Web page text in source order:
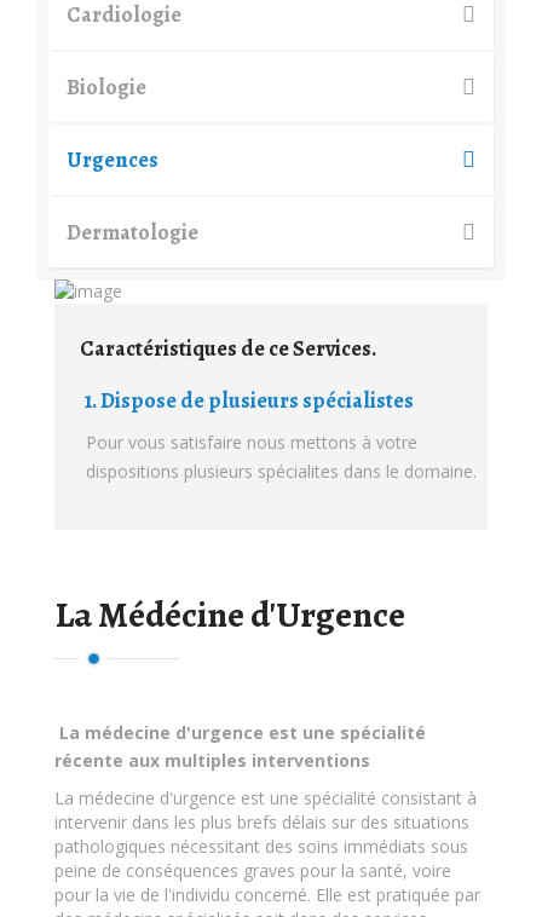
Cardiologie
Biologie
Urgences
Dermatologie
Caractéristiques de ce Services.
1. Dispose de plusieurs spécialistes
Pour vous satisfaire nous mettons à votre
dispositions plusieurs spécialites dans le domaine.
La Médécine d'Urgence
La médecine d'urgence est une spécialité
récente aux multiples interventions
La médecine d'urgence est une spécialité consistant à
intervenir dans les plus brefs délais sur des situations
pathologiques nécessitant des soins immédiats sous
peine de conséquences graves pour la santé, voire
pour la vie de l'individu concerné. Elle est pratiquée par